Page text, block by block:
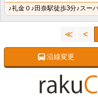
≪ <
沿線変更